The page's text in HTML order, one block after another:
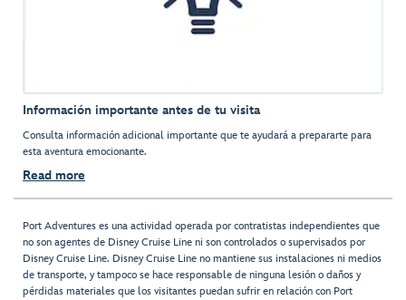
Información importante antes de tu visita
Consulta información adicional importante que te ayudará a prepararte para
esta aventura emocionante.
Read more
Port Adventures es una actividad operada por contratistas independientes que
no son agentes de Disney Cruise Line ni son controlados o supervisados por
Disney Cruise Line. Disney Cruise Line no mantiene sus instalaciones ni medios
de transporte, y tampoco se hace responsable de ninguna lesión o daños y
pérdidas materiales que los visitantes puedan sufrir en relación con Port